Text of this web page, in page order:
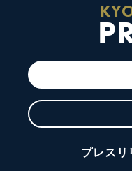
プレスリ